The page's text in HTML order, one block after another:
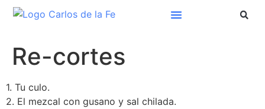
Re-cortes
1. Tu culo.
2. El mezcal con gusano y sal chilada.